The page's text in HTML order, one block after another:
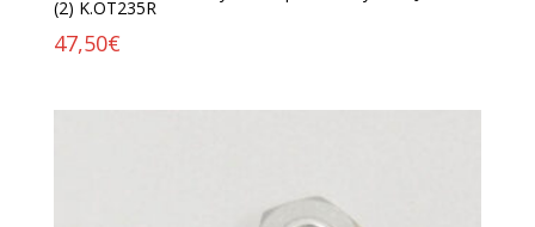
(2) K.OT235R
47,50€